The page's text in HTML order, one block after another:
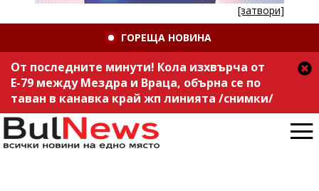
[затвори]
ГОРЕЩА НОВИНА
От последните минути! Кола изхвърча от
Е-79 между Мездра и Враца, обърна се по
таван в канавка край жп линията /снимки/